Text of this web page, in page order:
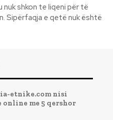
Sipërfaqja e qetë nuk është
etnike.com nisi
me 5 qershor